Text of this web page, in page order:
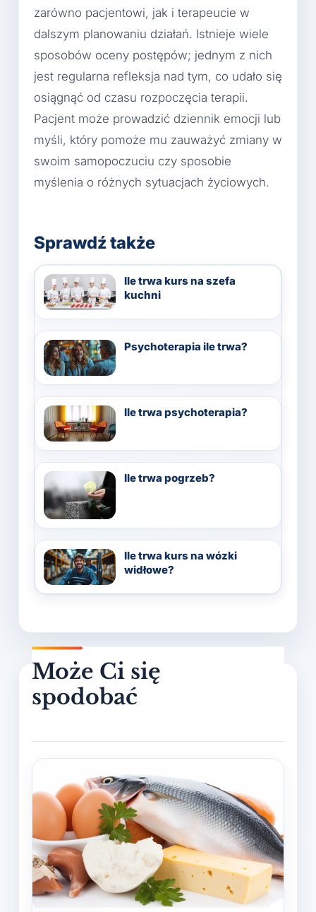
zarówno pacjentowi, jak i terapeucie w
dalszym planowaniu działań. Istnieje wiele
sposobów oceny postępów; jednym z nich
jest regularna refleksja nad tym, co udało się
osiągnąć od czasu rozpoczęcia terapii.
Pacjent może prowadzić dziennik emocji lub
myśli, który pomoże mu zauważyć zmiany w
swoim samopoczuciu czy sposobie
myślenia o różnych sytuacjach życiowych.
Sprawdź także
Ile trwa kurs na szefa
kuchni
Psychoterapia ile trwa?
Ile trwa psychoterapia?
Ile trwa pogrzeb?
Ile trwa kurs na wózki
widłowe?